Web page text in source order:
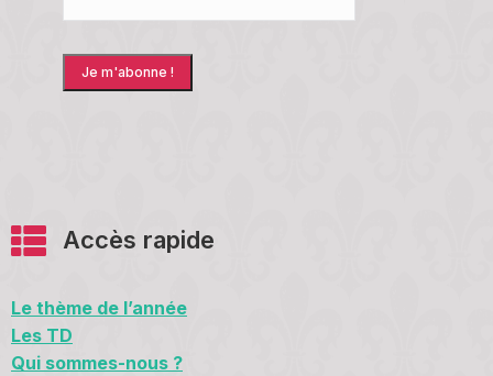
Accès rapide
Le thème de l’année
Les TD
Qui sommes-nous ?